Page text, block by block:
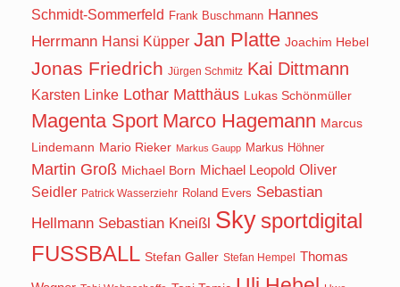
Schmidt-Sommerfeld Frank Buschmann Hannes
Herrmann Hansi Küpper Jan Platte Joachim Hebel
Jonas Friedrich Jürgen Schmitz Kai Dittmann
Karsten Linke Lothar Matthäus Lukas Schönmüller
Magenta Sport Marco Hagemann Marcus
Lindemann Mario Rieker Markus Gaupp Markus Höhner
Martin Groß Michael Born Michael Leopold Oliver
Seidler Patrick Wasserziehr Roland Evers Sebastian
Hellmann Sebastian Kneißl Sky sportdigital
FUSSBALL Stefan Galler Stefan Hempel Thomas